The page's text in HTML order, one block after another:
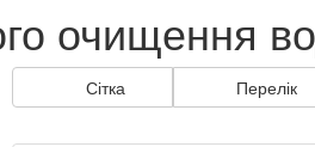
очищення
Сітка Перелік